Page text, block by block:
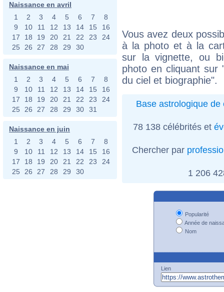
Naissance en avril
1
2 3 4 5 6 7
8
9
10 11 12 13 14 15
16
17
18 19 20 21 22 23
24
25
26 27 28 29 30
Naissance en mai
1
2 3 4 5 6 7
8
9
10 11 12 13 14 15
16
17
18 19 20 21 22 23
24
25
26 27 28 29 30 31
Naissance en juin
1
2 3 4 5 6 7
8
9
10 11 12 13 14 15
16
17
18 19 20 21 22 23
24
25
26 27 28 29 30
Vous avez deux
à la photo et à la
sur la vignette, ou
photo en cliquant sur
du ciel et biographie".
Base astrologique de
78 138 célébrités et
Chercher par
1 206
Popularité
Année de
Nom
Lien